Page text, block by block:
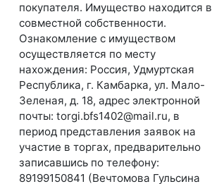
покупателя. Имущество находится в
совместной собственности.
Ознакомление с имуществом
осуществляется по месту
нахождения: Россия, Удмуртская
Республика, г. Камбарка, ул. Мало-
Зеленая, д. 18, адрес электронной
почты: torgi.bfs1402@mail.ru, в
период представления заявок на
участие в торгах, предварительно
записавшись по телефону:
89199150841 (Вечтомова Гульсина